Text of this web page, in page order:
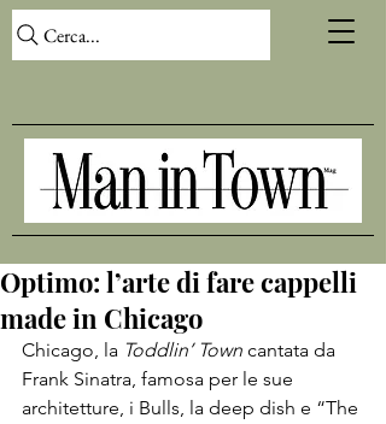
Cerca...
Optimo: l’arte di fare cappelli
made in Chicago
Chicago, la Toddlin’ Town cantata da
Frank Sinatra, famosa per le sue
architetture, i Bulls, la deep dish e “The